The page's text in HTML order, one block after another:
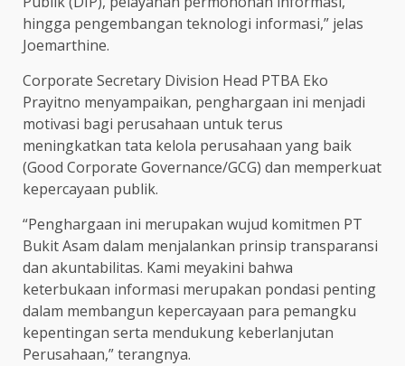
hingga pengembangan teknologi informasi,” jelas
Joemarthine.
Corporate Secretary Division Head PTBA Eko
Prayitno menyampaikan, penghargaan ini menjadi
motivasi bagi perusahaan untuk terus
meningkatkan tata kelola perusahaan yang baik
(Good Corporate Governance/GCG) dan memperkuat
kepercayaan publik.
“Penghargaan ini merupakan wujud komitmen PT
Bukit Asam dalam menjalankan prinsip transparansi
dan akuntabilitas. Kami meyakini bahwa
keterbukaan informasi merupakan pondasi penting
dalam membangun kepercayaan para pemangku
kepentingan serta mendukung keberlanjutan
Perusahaan,” terangnya.